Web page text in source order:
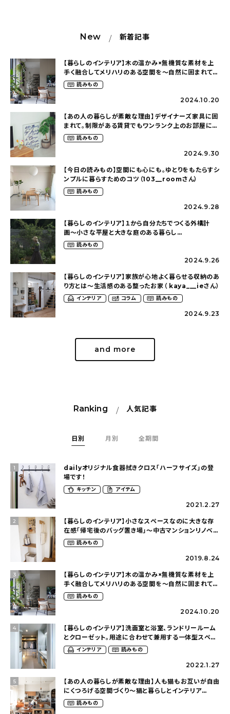
New 新着記事
【暮らしのインテリア】木の温かみ×無機質な素材を上
手く融合してメリハリのある空間を〜自然に囲まれて暮
らす（ki_no_ieさん）
読みもの
2024.10.20
【あの人の暮らしが素敵な理由】デザイナーズ家具に囲
まれて。制限がある賃貸でもワンランク上のお部屋に〜
狭くても好きな暮らしのこと（_____chika708さん）
読みもの
2024.9.30
【今日の読みもの】空間にも心にも。ゆとりをもたらすシ
ンプルに暮らすためのコツ（103__roomさん）
読みもの
2024.9.28
【暮らしのインテリア】１から自分たちでつくる外構計
画〜小さな平屋と大きな庭のある暮らし
（tsumikiniwaさん）
読みもの
2024.9.26
【暮らしのインテリア】家族が心地よく暮らせる収納のあ
り方とは〜生活感のある整ったお家（ kaya___ieさん）
インテリア コラム 読みもの
2024.9.23
and more
Ranking 人気記事
日別 月別 全期間
1
dailyオリジナル食器拭きクロス「ハーフサイズ」の登
場です！
キッチン アイテム
2021.2.27
2
【暮らしのインテリア】小さなスペースなのに大きな存
在感「帰宅後のバッグ置き場」～中古マンションリノベー
ションで叶えたコダワリの暮らし（cocoyuko___さ
ん）
読みもの
2019.8.24
3
【暮らしのインテリア】木の温かみ×無機質な素材を上
手く融合してメリハリのある空間を〜自然に囲まれて暮
らす（ki_no_ieさん）
読みもの
2024.10.20
4
【暮らしのインテリア】洗面室と浴室、ランドリールーム
とクローゼット。用途に合わせて兼用する一体型スペー
ス〜仕切りのないゆるく繋がったおうち（olney.03さ
ん）
インテリア 読みもの
2022.1.27
5
【あの人の暮らしが素敵な理由】人も猫もお互いが自由
にくつろげる空間づくり〜猫と暮らしとインテリア
（wakuwaku_chikuwa_chanさん）
読みもの